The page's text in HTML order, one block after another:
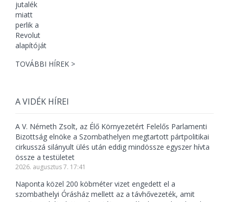
TOVÁBBI HÍREK >
A VIDÉK HÍREI
A V. Németh Zsolt, az Élő Környezetért Felelős Parlamenti
Bizottság elnöke a Szombathelyen megtartott pártpolitikai
cirkusszá silányult ülés után eddig mindössze egyszer hívta
össze a testületet
2026. augusztus 7. 17:41
Naponta közel 200 köbméter vizet engedett el a
szombathelyi Órásház mellett az a távhővezeték, amit